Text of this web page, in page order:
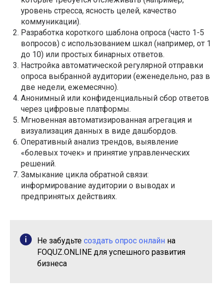
уровень стресса, ясность целей, качество
коммуникации).
Разработка короткого шаблона опроса (часто 1-5
вопросов) с использованием шкал (например, от 1
до 10) или простых бинарных ответов.
Настройка автоматической регулярной отправки
опроса выбранной аудитории (еженедельно, раз в
две недели, ежемесячно).
Анонимный или конфиденциальный сбор ответов
через цифровые платформы.
Мгновенная автоматизированная агрегация и
визуализация данных в виде дашбордов.
Оперативный анализ трендов, выявление
«болевых точек» и принятие управленческих
решений.
Замыкание цикла обратной связи:
информирование аудитории о выводах и
предпринятых действиях.
Не забудьте создать опрос онлайн на
FOQUZ.ONLINE для успешного развития
бизнеса